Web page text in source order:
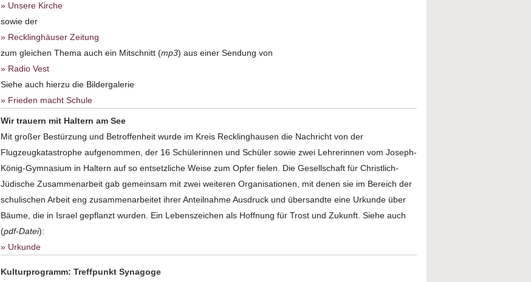
Unsere Kirche
sowie der
Recklinghäuser Zeitung
zum gleichen Thema auch ein Mitschnitt (mp3) aus einer Sendung von
Radio Vest
Siehe auch hierzu die Bildergalerie
Frieden macht Schule
Wir trauern mit Haltern am See
Mit großer Bestürzung und Betroffenheit wurde im Kreis Recklinghausen die Nachricht von der
Flugzeugkatastrophe aufgenommen, der 16 Schülerinnen und Schüler sowie zwei Lehrerinnen vom Joseph-
König-Gymnasium in Haltern auf so entsetzliche Weise zum Opfer fielen. Die Gesellschaft für Christlich-
Jüdische Zusammenarbeit gab gemeinsam mit zwei weiteren Organisationen, mit denen sie im Bereich der
schulischen Arbeit eng zusammenarbeitet ihrer Anteilnahme Ausdruck und übersandte eine Urkunde über
Bäume, die in Israel gepflanzt wurden. Ein Lebenszeichen als Hoffnung für Trost und Zukunft. Siehe auch
(pdf-Datei):
Urkunde
Kulturprogramm: Treffpunkt Synagoge